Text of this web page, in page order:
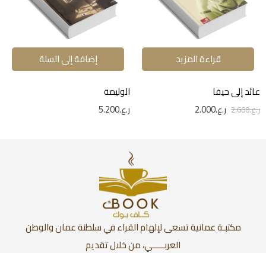
قراءة المزيد
عائد إلى حيفا
ر.ع.2.600 ر.ع.2.000
إضافة إلى السلة
الوليمة
ر.ع.5.200
مكتبـة عمانية تسعى لإلهام القراء في سلطنة عمان والوطن
العربـــــي، من خلال تقديم